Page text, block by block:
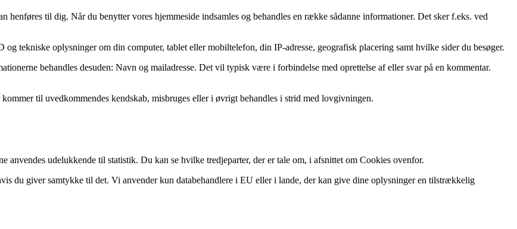
henføres til dig. Når du benytter vores hjemmeside indsamles og behandles en række sådanne informationer. Det sker f.eks. ved
tekniske oplysninger om din computer, tablet eller mobiltelefon, din IP-adresse, geografisk placering samt hvilke sider du besøger.
behandles desuden: Navn og mailadresse. Det vil typisk være i forbindelse med oprettelse af eller svar på en kommentar.
til uvedkommendes kendskab, misbruges eller i øvrigt behandles i strid med lovgivningen.
anvendes udelukkende til statistik. Du kan se hvilke tredjeparter, der er tale om, i afsnittet om Cookies ovenfor.
du giver samtykke til det. Vi anvender kun databehandlere i EU eller i lande, der kan give dine oplysninger en tilstrækkelig